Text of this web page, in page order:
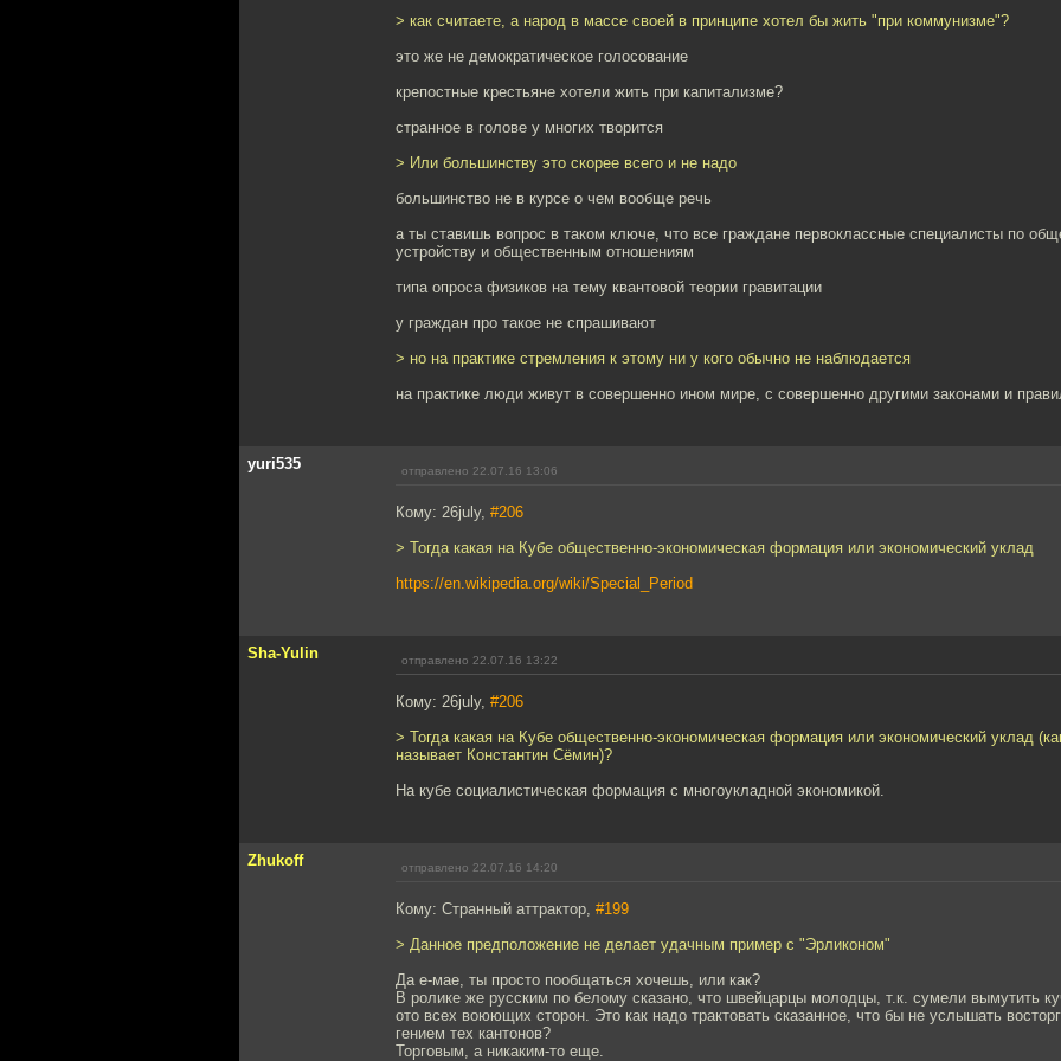
> как считаете, а народ в массе своей в принципе хотел бы жить "при коммунизме"?
это же не демократическое голосование
крепостные крестьяне хотели жить при капитализме?
странное в голове у многих творится
> Или большинству это скорее всего и не надо
большинство не в курсе о чем вообще речь
а ты ставишь вопрос в таком ключе, что все граждане первоклассные специалисты по
устройству и общественным отношениям
типа опроса физиков на тему квантовой теории гравитации
у граждан про такое не спрашивают
> но на практике стремления к этому ни у кого обычно не наблюдается
на практике люди живут в совершенно ином мире, с совершенно другими законами и
yuri535 отправлено 22.07.16 13:06
Кому: 26july, #206
> Тогда какая на Кубе общественно-экономическая формация или экономический уклад
https://en.wikipedia.org/wiki/Special_Period
Sha-Yulin отправлено 22.07.16 13:22
Кому: 26july, #206
> Тогда какая на Кубе общественно-экономическая формация или экономический уклад
называет Константин Сёмин)?
На кубе социалистическая формация с многоукладной экономикой.
Zhukoff отправлено 22.07.16 14:20
Кому: Странный аттрактор, #199
> Данное предположение не делает удачным пример с "Эрликоном"
Да е-мае, ты просто пообщаться хочешь, или как?
В ролике же русским по белому сказано, что швейцарцы молодцы, т.к. сумели вымутить
ото всех воюющих сторон. Это как надо трактовать сказанное, что бы не услышать
гением тех кантонов?
Торговым, а никаким-то еще.